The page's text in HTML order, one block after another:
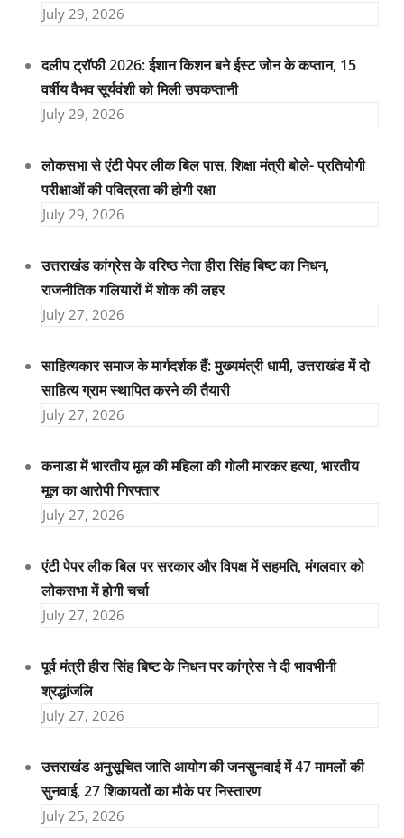
July 29, 2026
दलीप ट्रॉफी 2026: ईशान किशन बने ईस्ट जोन के कप्तान, 15
वर्षीय वैभव सूर्यवंशी को मिली उपकप्तानी
July 29, 2026
लोकसभा से एंटी पेपर लीक बिल पास, शिक्षा मंत्री बोले- प्रतियोगी
परीक्षाओं की पवित्रता की होगी रक्षा
July 29, 2026
उत्तराखंड कांग्रेस के वरिष्ठ नेता हीरा सिंह बिष्ट का निधन,
राजनीतिक गलियारों में शोक की लहर
July 27, 2026
साहित्यकार समाज के मार्गदर्शक हैं: मुख्यमंत्री धामी, उत्तराखंड में दो
साहित्य ग्राम स्थापित करने की तैयारी
July 27, 2026
कनाडा में भारतीय मूल की महिला की गोली मारकर हत्या, भारतीय
मूल का आरोपी गिरफ्तार
July 27, 2026
एंटी पेपर लीक बिल पर सरकार और विपक्ष में सहमति, मंगलवार को
लोकसभा में होगी चर्चा
July 27, 2026
पूर्व मंत्री हीरा सिंह बिष्ट के निधन पर कांग्रेस ने दी भावभीनी
श्रद्धांजलि
July 27, 2026
उत्तराखंड अनुसूचित जाति आयोग की जनसुनवाई में 47 मामलों की
सुनवाई, 27 शिकायतों का मौके पर निस्तारण
July 25, 2026